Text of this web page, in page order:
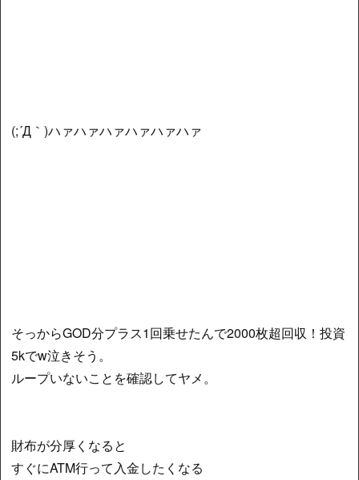
(;´Д｀)ハァハァハァハァハァハァ
そっからGOD分プラス1回乗せたんで2000枚超回収！投資
5kで‪w泣きそう。
ループいないことを確認してヤメ。
財布が分厚くなると
すぐにATM行って入金したくなる